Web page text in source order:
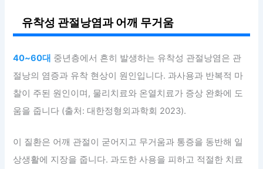
유착성 관절낭염과 어깨 무거움
40~60대 중년층에서 흔히 발생하는 유착성 관절낭염은 관
절낭의 염증과 유착 현상이 원인입니다. 과사용과 반복적 마
찰이 주된 원인이며, 물리치료와 온열치료가 증상 완화에 도
움을 줍니다 (출처: 대한정형외과학회 2023).
이 질환은 어깨 관절이 굳어지고 무거움과 통증을 동반해 일
상생활에 지장을 줍니다. 과도한 사용을 피하고 적절한 치료